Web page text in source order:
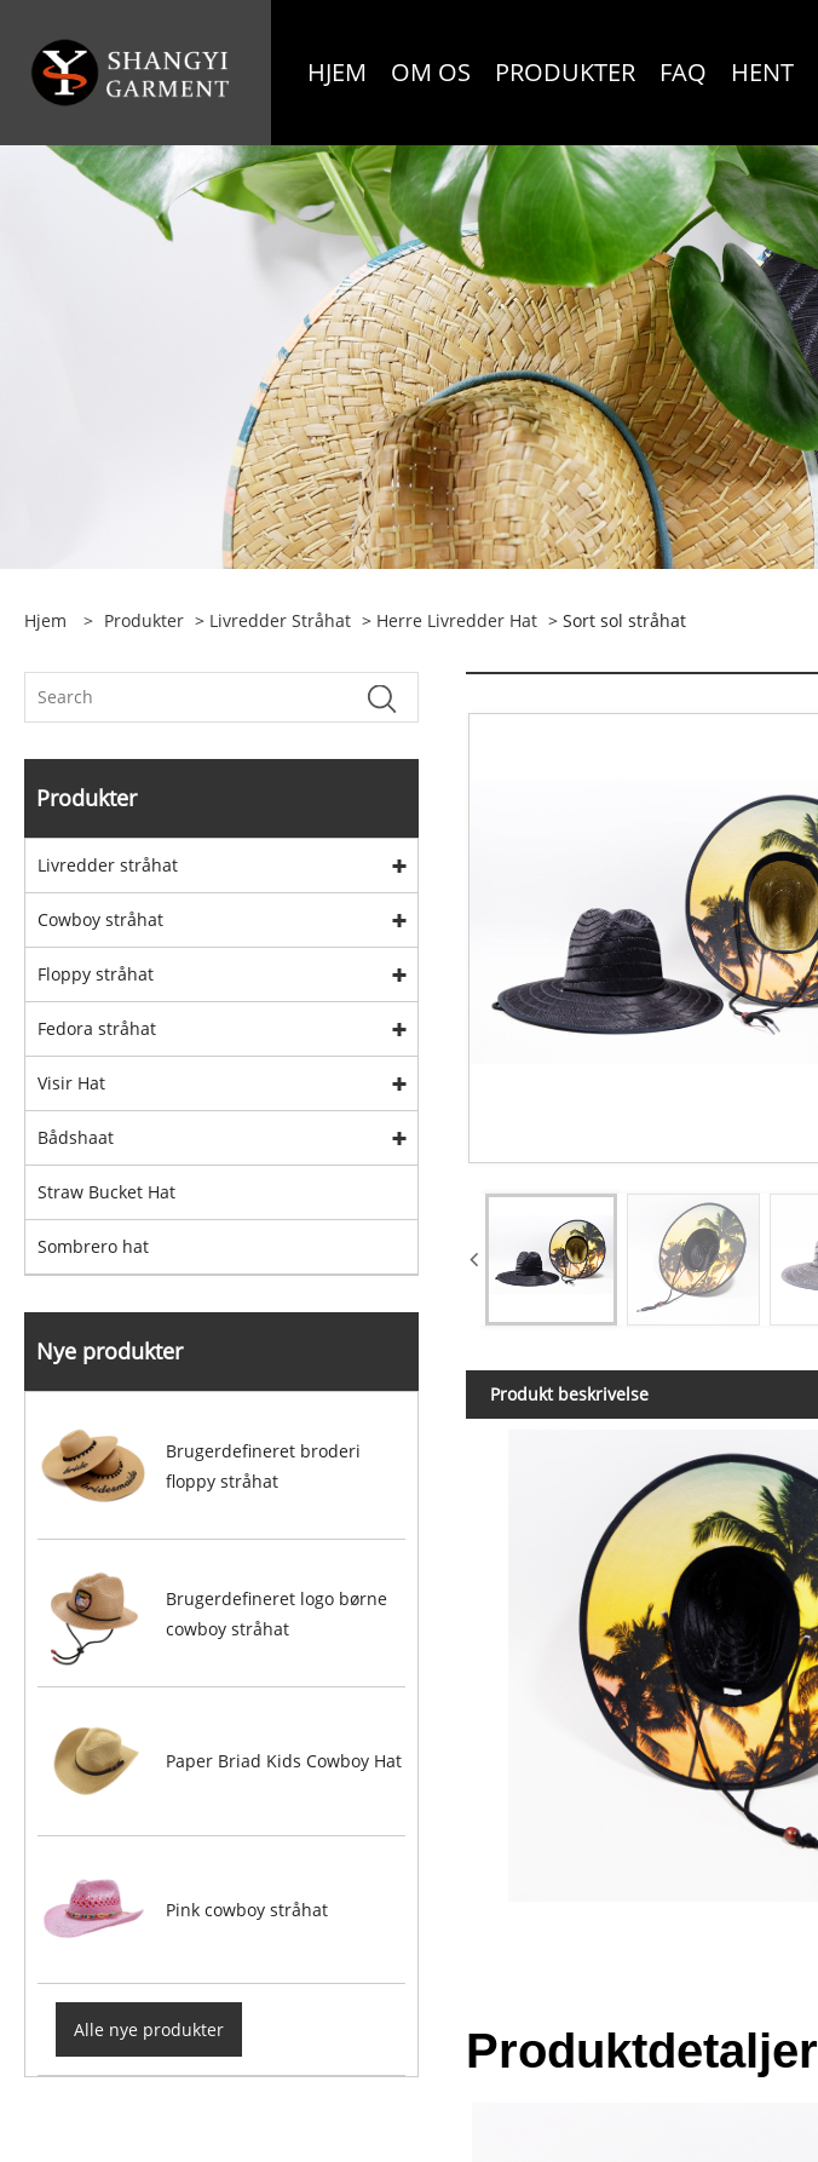
HJEM OM OS PRODUKTER FAQ HENT
Hjem > Produkter > Livredder Stråhat > Herre Livredder Hat > Sort sol stråhat
Produkter
Livredder stråhat
Cowboy stråhat
Floppy stråhat
Fedora stråhat
Visir Hat
Bådshaat
Straw Bucket Hat
Sombrero hat
Nye produkter
Brugerdefineret broderi
floppy stråhat
Brugerdefineret logo børne
cowboy stråhat
Paper Briad Kids Cowboy Hat
Pink cowboy stråhat
Alle nye produkter
Produkt beskrivelse
Produktdetaljer